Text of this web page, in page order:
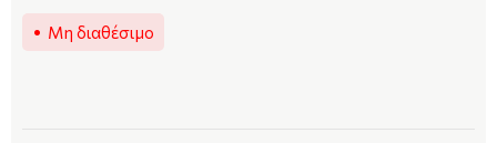
Μη διαθέσιμο